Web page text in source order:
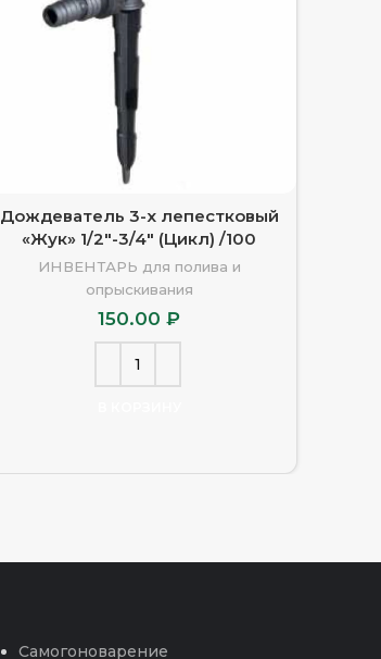
Дождеватель 3-х лепестковый
«Жук» 1/2″-3/4″ (Цикл) /100
ИНВЕНТАРЬ для полива и
опрыскивания
150.00₽
Самогоноварение